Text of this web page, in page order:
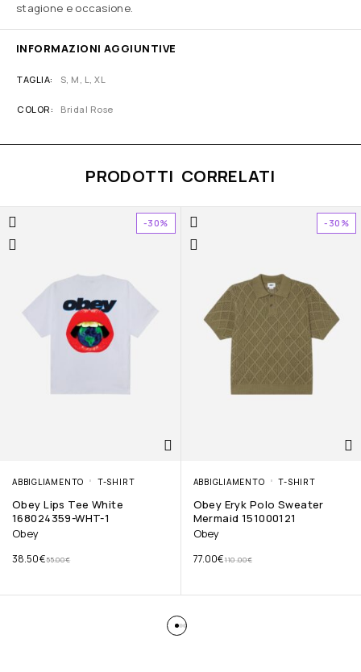
stagione e occasione.
INFORMAZIONI AGGIUNTIVE
TAGLIA S, M, L, XL
COLOR Bridal Rose
PRODOTTI CORRELATI
-30%
ABBIGLIAMENTO T-SHIRT
Obey Lips Tee White
168024359-WHT-1
Obey
55.00€
38.50€
-30%
ABBIGLIAMENTO T-SHIRT
Obey Eryk Polo Sweater
Mermaid 151000121
Obey
110.00€
77.00€